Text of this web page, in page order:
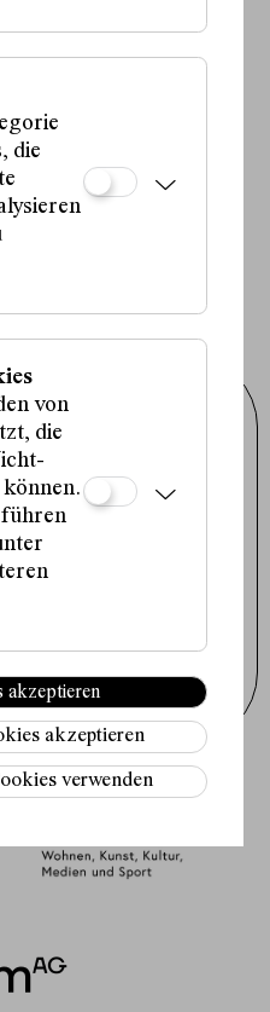
mit:
GmbH
die
von
die
akzeptieren
akzeptieren
verwenden